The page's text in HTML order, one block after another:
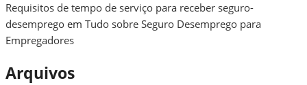
Requisitos de tempo de serviço para receber seguro-
desemprego em Tudo sobre Seguro Desemprego para
Empregadores
Arquivos